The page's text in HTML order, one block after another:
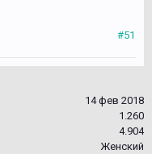
#51
14 фев 2018
1.260
4.904
Женский